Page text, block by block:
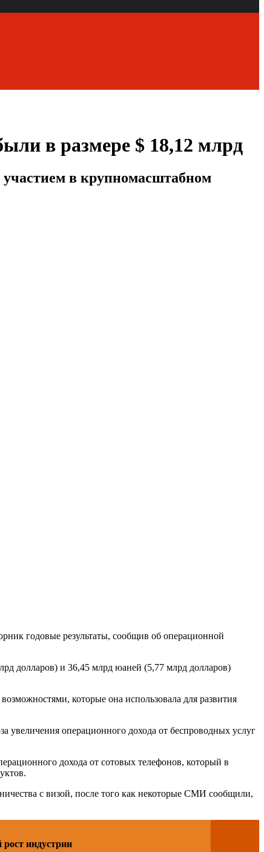
в размере $ 18,12 млрд
в крупномасштабном
годовые результаты, сообщив об операционной
долларов) и 36,45 млрд юаней (5,77 млрд долларов)
которые она использовала для развития
увеличения операционного дохода от беспроводных услуг
дохода от сотовых телефонов, который в
с визой, после того как некоторые СМИ сообщили,
индустрии